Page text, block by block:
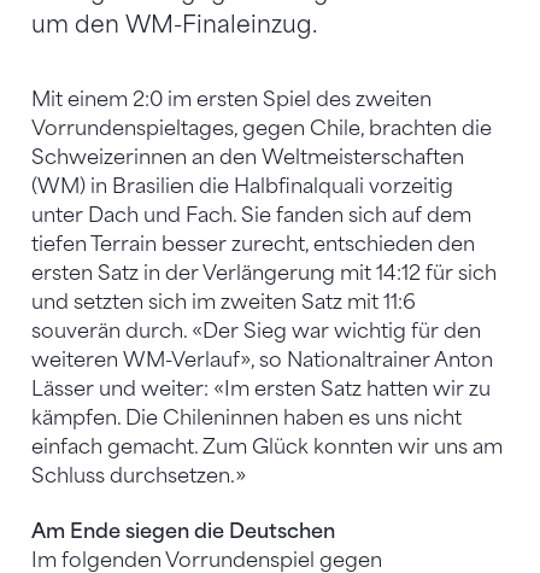
um den WM-Finaleinzug.
Mit einem 2:0 im ersten Spiel des zweiten
Vorrundenspieltages, gegen Chile, brachten die
Schweizerinnen an den Weltmeisterschaften
(WM) in Brasilien die Halbfinalquali vorzeitig
unter Dach und Fach. Sie fanden sich auf dem
tiefen Terrain besser zurecht, entschieden den
ersten Satz in der Verlängerung mit 14:12 für sich
und setzten sich im zweiten Satz mit 11:6
souverän durch. «Der Sieg war wichtig für den
weiteren WM-Verlauf», so Nationaltrainer Anton
Lässer und weiter: «Im ersten Satz hatten wir zu
kämpfen. Die Chileninnen haben es uns nicht
einfach gemacht. Zum Glück konnten wir uns am
Schluss durchsetzen.»
Am Ende siegen die Deutschen
Im folgenden Vorrundenspiel gegen